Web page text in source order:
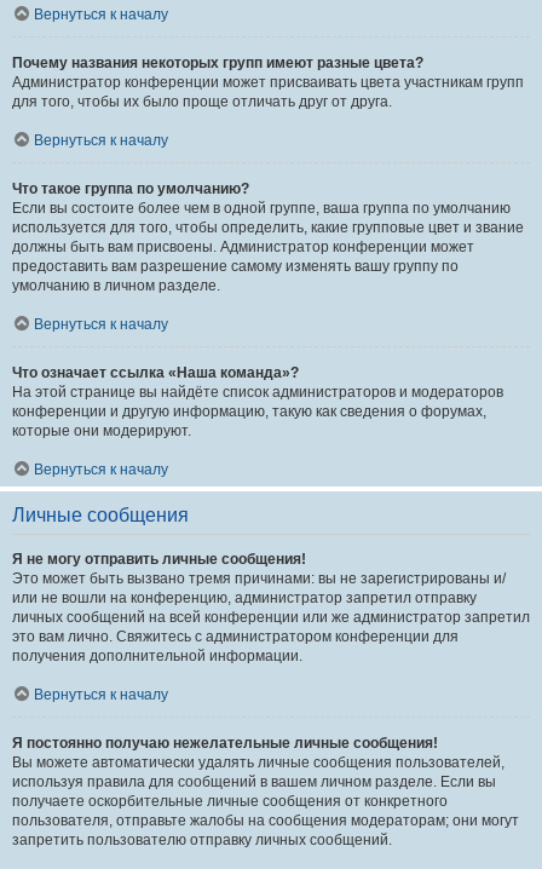
Вернуться к началу
Почему названия некоторых групп имеют разные цвета?
Администратор конференции может присваивать цвета участникам групп
для того, чтобы их было проще отличать друг от друга.
Вернуться к началу
Что такое группа по умолчанию?
Если вы состоите более чем в одной группе, ваша группа по умолчанию
используется для того, чтобы определить, какие групповые цвет и звание
должны быть вам присвоены. Администратор конференции может
предоставить вам разрешение самому изменять вашу группу по
умолчанию в личном разделе.
Вернуться к началу
Что означает ссылка «Наша команда»?
На этой странице вы найдёте список администраторов и модераторов
конференции и другую информацию, такую как сведения о форумах,
которые они модерируют.
Вернуться к началу
Личные сообщения
Я не могу отправить личные сообщения!
Это может быть вызвано тремя причинами: вы не зарегистрированы и/
или не вошли на конференцию, администратор запретил отправку
личных сообщений на всей конференции или же администратор запретил
это вам лично. Свяжитесь с администратором конференции для
получения дополнительной информации.
Вернуться к началу
Я постоянно получаю нежелательные личные сообщения!
Вы можете автоматически удалять личные сообщения пользователей,
используя правила для сообщений в вашем личном разделе. Если вы
получаете оскорбительные личные сообщения от конкретного
пользователя, отправьте жалобы на сообщения модераторам; они могут
запретить пользователю отправку личных сообщений.